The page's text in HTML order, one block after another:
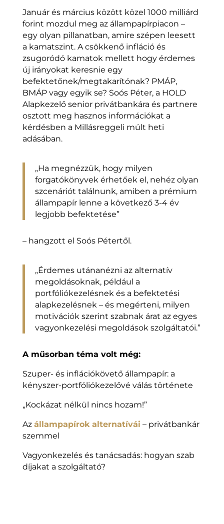
Január és március között közel 1000 milliárd
forint mozdul meg az állampapírpiacon –
egy olyan pillanatban, amire szépen leesett
a kamatszint. A csökkenő infláció és
zsugoródó kamatok mellett hogy érdemes
új irányokat keresnie egy
befektetőnek/megtakarítónak? PMÁP,
BMÁP vagy egyik se? Soós Péter, a HOLD
Alapkezelő senior privátbankára és partnere
osztott meg hasznos információkat a
kérdésben a Millásreggeli múlt heti
adásában.
„Ha megnézzük, hogy milyen
forgatókönyvek érhetőek el, nehéz olyan
szcenáriót találnunk, amiben a prémium
állampapír lenne a következő 3-4 év
legjobb befektetése”
– hangzott el Soós Pétertől.
„Érdemes utánanézni az alternatív
megoldásoknak, például a
portfóliókezelésnek és a befektetési
alapkezelésnek – és megérteni, milyen
motivációk szerint szabnak árat az egyes
vagyonkezelési megoldások szolgáltatói.”
A műsorban téma volt még:
Szuper- és inflációkövető állampapír: a
kényszer-portfóliókezelővé válás története
„Kockázat nélkül nincs hozam!”
Az állampapírok alternatívái – privátbankár
szemmel
Vagyonkezelés és tanácsadás: hogyan szab
díjakat a szolgáltató?